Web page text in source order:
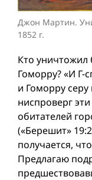
Джон Мартин.
1852 г.
Кто уничтожил
Гоморру? «И
и Гоморру серу
ниспроверг
обитателей
(«Берешит»
получается,
Предлагаю